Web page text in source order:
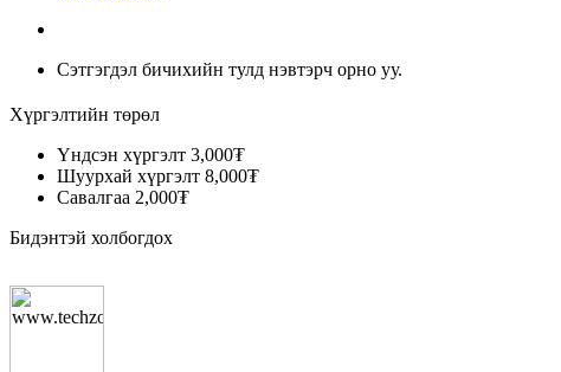
Сэтгэгдэл бичихийн тулд нэвтэрч орно уу.
Хүргэлтийн төрөл
Үндсэн хүргэлт 3,000₮
Шуурхай хүргэлт 8,000₮
Савалгаа 2,000₮
Бидэнтэй холбогдох